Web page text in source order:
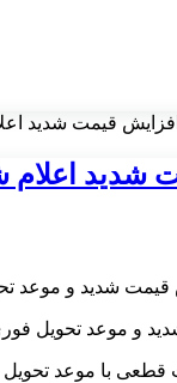
قیمت شدید اعلام
اعلام شد
فوری ویژه